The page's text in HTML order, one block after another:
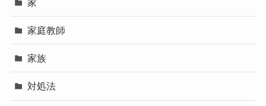
家
家庭教師
家族
対処法